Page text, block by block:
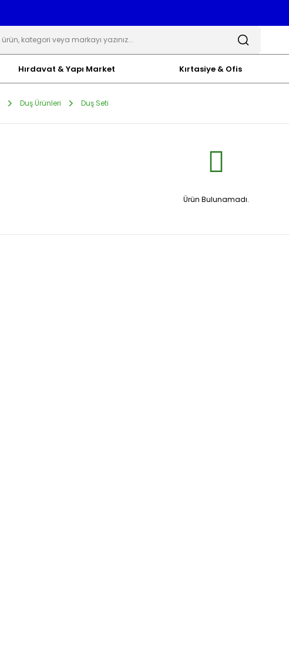
Hırdavat & Yapı Market Kırtasiye & Ofis
Duş Ürünleri Duş Seti
Ürün Bulunamadı.